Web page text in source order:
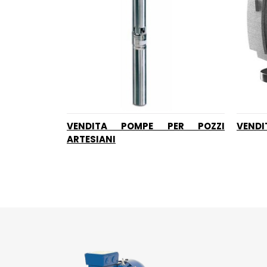
VENDITA POMPE PER POZZI
ARTESIANI